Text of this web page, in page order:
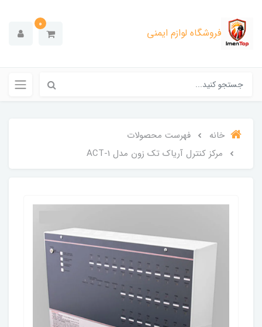
فروشگاه لوازم ایمنی
0
خانه
فهرست محصولات
مرکز کنترل آریاک تک زون مدل 1-ACT